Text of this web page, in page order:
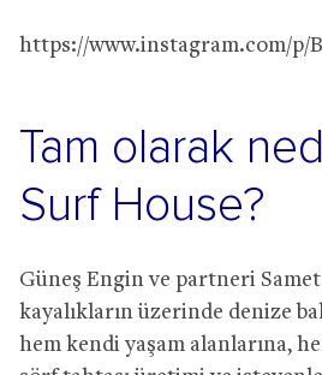
https://www.instagram.com/p/
Tam olarak
Surf House?
Güneş Engin ve partneri
kayalıkların üzerinde denize
hem kendi yaşam alanlarına,